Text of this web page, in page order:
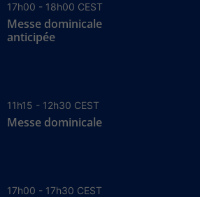
17h00 - 18h00 CEST
Messe dominicale
anticipée
11h15 - 12h30 CEST
Messe dominicale
17h00 - 17h30 CEST